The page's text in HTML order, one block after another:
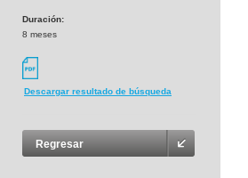
Duración:
8 meses
Descargar resultado de búsqueda
Regresar